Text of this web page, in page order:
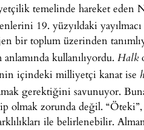
temelinde hareket eden
19. yüzyıldaki
bir toplum üzerinden
kullanılıyordu. Halk
içindeki milliyetçi kanat ise
gerektiğini savunuyor.
olmak zorunda değil.
ile belirlenebilir.